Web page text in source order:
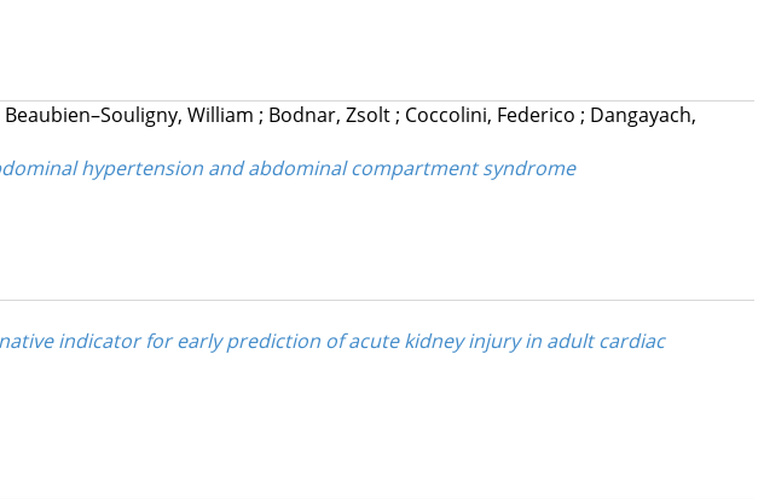
Beaubien–Souligny, William ; Bodnar, Zsolt; Coccolini, Federico ; Dangayach,
hypertension and abdominal compartment syndrome
indicator for early prediction of acute kidney injury in adult cardiac